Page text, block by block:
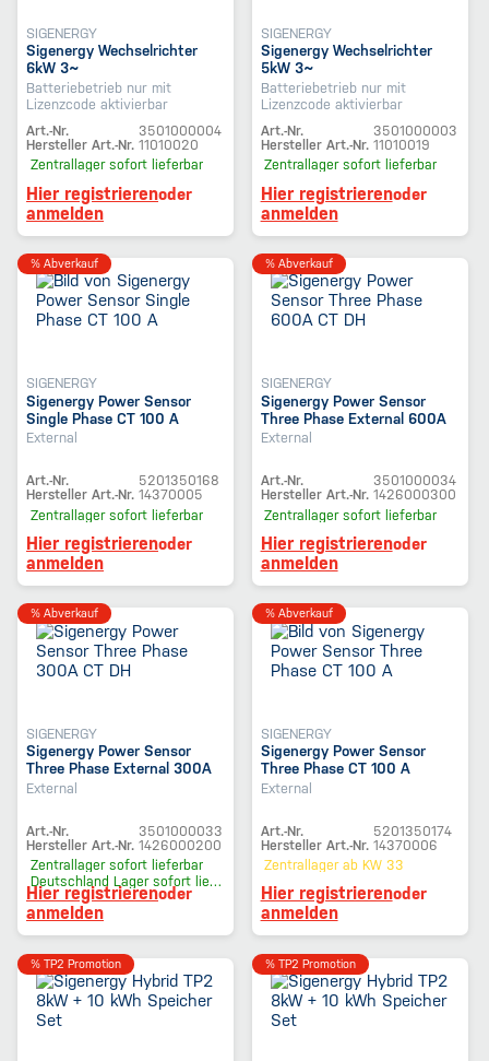
SIGENERGY
Sigenergy Wechselrichter
6kW 3~
Batteriebetrieb nur mit
Lizenzcode aktivierbar
Art.-Nr.
3501000004
Hersteller Art.-Nr. 11010020
Zentrallager sofort lieferbar
Hier registrierenoder
anmelden
SIGENERGY
Sigenergy Wechselrichter
5kW 3~
Batteriebetrieb nur mit
Lizenzcode aktivierbar
Art.-Nr.
3501000003
Hersteller Art.-Nr. 11010019
Zentrallager sofort lieferbar
Hier registrierenoder
anmelden
% Abverkauf
SIGENERGY
Sigenergy Power Sensor
Single Phase CT 100 A
External
Art.-Nr.
5201350168
Hersteller Art.-Nr. 14370005
Zentrallager sofort lieferbar
Hier registrierenoder
anmelden
% Abverkauf
SIGENERGY
Sigenergy Power Sensor
Three Phase External 600A
CT DH
External
Art.-Nr.
3501000034
Hersteller Art.-Nr. 1426000300
Zentrallager sofort lieferbar
Hier registrierenoder
anmelden
% Abverkauf
SIGENERGY
Sigenergy Power Sensor
Three Phase External 300A
CT DH
External
Art.-Nr.
3501000033
Hersteller Art.-Nr. 1426000200
Zentrallager sofort lieferbar
Deutschland Lager sofort lieferbar
Hier registrierenoder
anmelden
% Abverkauf
SIGENERGY
Sigenergy Power Sensor
Three Phase CT 100 A
External
Art.-Nr.
5201350174
Hersteller Art.-Nr. 14370006
Zentrallager ab KW 33
Hier registrierenoder
anmelden
% TP2 Promotion % TP2 Promotion